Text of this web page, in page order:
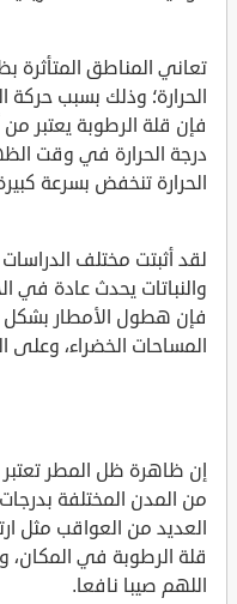
تعاني المناطق المتأثرة
الحرارة؛ وذلك بسبب حركة
فإن قلة الرطوبة يعتبر من
درجة الحرارة في وقت
الحرارة تنخفض بسرعة
لقد أثبتت مختلف الدراسات
والنباتات يحدث عادة في
فإن هطول الأمطار بشكل
المساحات الخضراء، وعلى
إن ظاهرة ظل المطر
من المدن المختلفة
العديد من العواقب مثل
قلة الرطوبة في المكان،
اللهم صيبا نافعا.